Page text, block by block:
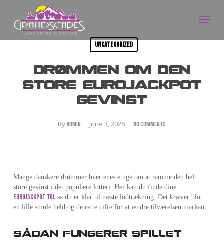
Menu
Uncategorized
Drømmen om den
store Eurojackpot
gevinst
Byadmin June 3, 2026 No Comments
Mange danskere drømmer hver eneste uge om at ramme den helt
store gevinst i det populære lotteri. Her kan du finde dine
eurojackpot talså du er klar til næste lodtrækning. Det kræver blot
en lille smule held og de rette cifre for at ændre tilværelsen markant.
Sådan fungerer spillet